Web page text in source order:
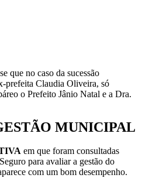
que no caso da sucessão
prefeita Claudia Oliveira, só
o Prefeito Jânio Natal e a Dra.
MUNICIPAL
em que foram consultadas
para avaliar a gestão do
com um bom desempenho.